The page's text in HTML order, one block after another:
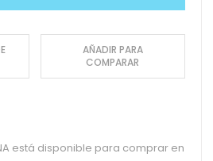
AÑADIR PARA
COMPARAR
está disponible para comprar en